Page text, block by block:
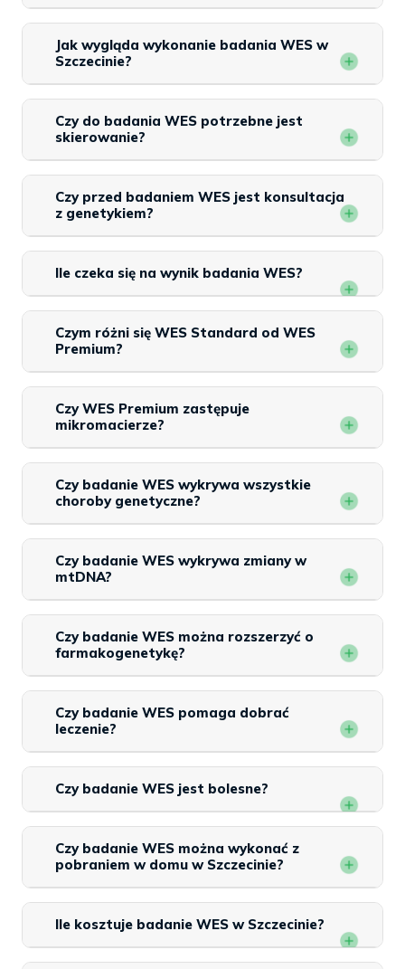
Jak wygląda wykonanie badania WES w
Szczecinie?
Czy do badania WES potrzebne jest
skierowanie?
Czy przed badaniem WES jest konsultacja
z genetykiem?
Ile czeka się na wynik badania WES?
Czym różni się WES Standard od WES
Premium?
Czy WES Premium zastępuje
mikromacierze?
Czy badanie WES wykrywa wszystkie
choroby genetyczne?
Czy badanie WES wykrywa zmiany w
mtDNA?
Czy badanie WES można rozszerzyć o
farmakogenetykę?
Czy badanie WES pomaga dobrać
leczenie?
Czy badanie WES jest bolesne?
Czy badanie WES można wykonać z
pobraniem w domu w Szczecinie?
Ile kosztuje badanie WES w Szczecinie?